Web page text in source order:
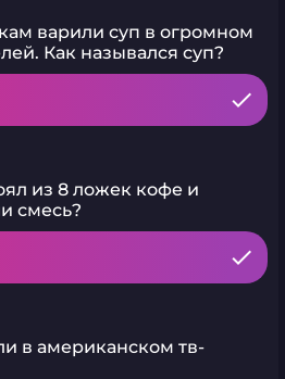
варили суп в огромном
Как назывался суп?
из 8 ложек кофе и
смесь?
в американском тв-